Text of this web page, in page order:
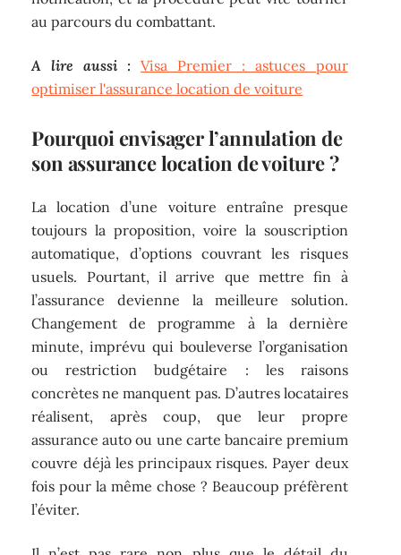
au parcours du combattant.
A lire aussi :
Visa Premier : astuces pour
optimiser l'assurance location de voiture
Pourquoi envisager l’annulation de
son assurance location de voiture ?
La location d’une voiture entraîne presque
toujours la proposition, voire la souscription
automatique, d’options couvrant les risques
usuels. Pourtant, il arrive que mettre fin à
l’assurance devienne la meilleure solution.
Changement de programme à la dernière
minute, imprévu qui bouleverse l’organisation
ou restriction budgétaire : les raisons
concrètes ne manquent pas. D’autres locataires
réalisent, après coup, que leur propre
assurance auto ou une carte bancaire premium
couvre déjà les principaux risques. Payer deux
fois pour la même chose ? Beaucoup préfèrent
l’éviter.